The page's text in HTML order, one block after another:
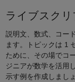
ライブスク
説明文、数式、コー
ます。トピックは 1
ために、その場でコ
ジニアが数学を活用
示す例を作成しまし